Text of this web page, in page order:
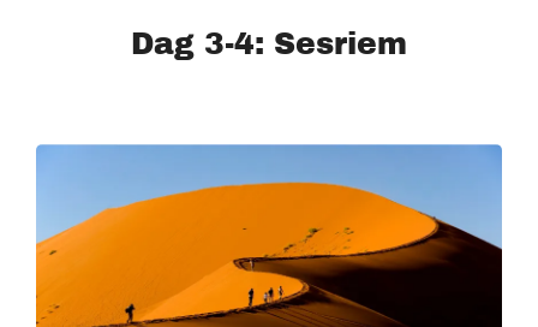
Dag 3-4: Sesriem